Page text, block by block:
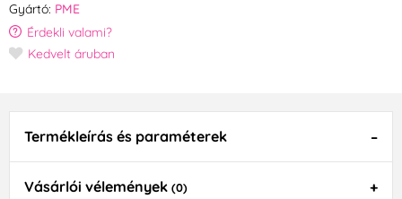
Gyártó: PME
Érdekli valami?
Kedvelt áruban
Termékleírás és paraméterek
Vásárlói vélemények (0)